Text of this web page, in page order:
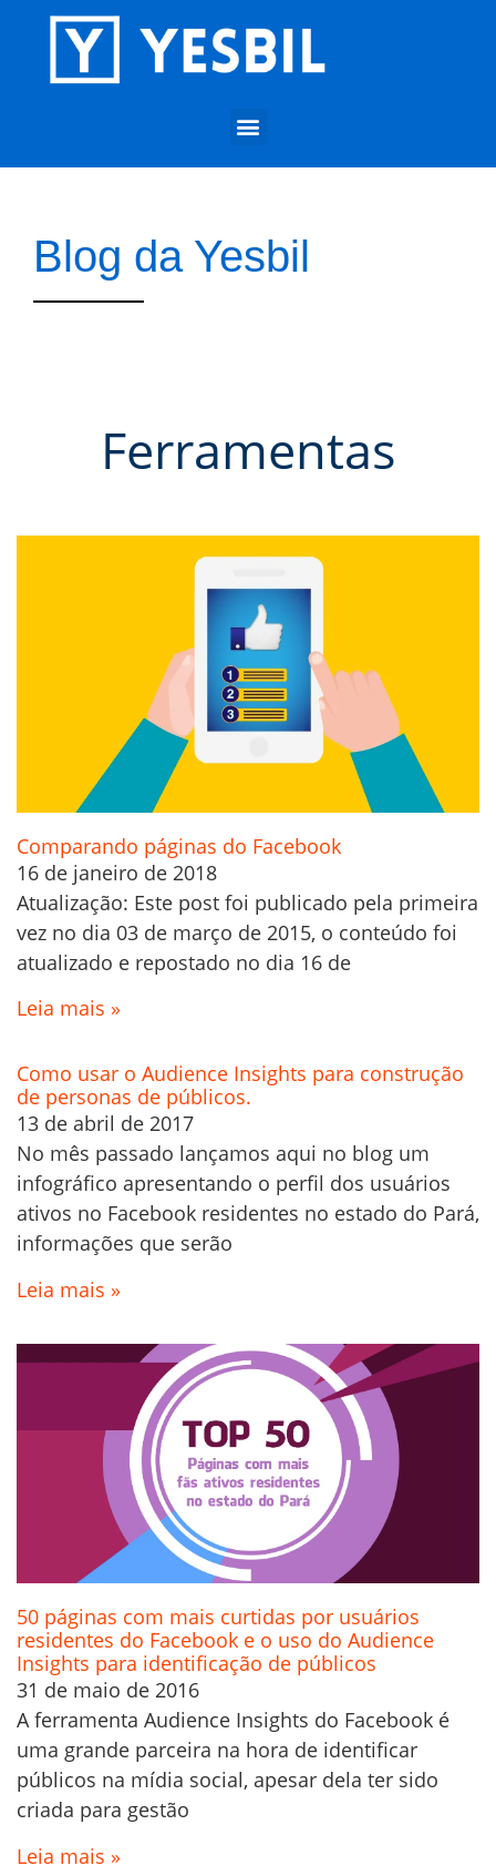
Blog da Yesbil
Ferramentas
Comparando páginas do Facebook
16 de janeiro de 2018
Atualização: Este post foi publicado pela primeira
vez no dia 03 de março de 2015, o conteúdo foi
atualizado e repostado no dia 16 de
Leia mais »
Como usar o Audience Insights para construção
de personas de públicos.
13 de abril de 2017
No mês passado lançamos aqui no blog um
infográfico apresentando o perfil dos usuários
ativos no Facebook residentes no estado do Pará,
informações que serão
Leia mais »
50 páginas com mais curtidas por usuários
residentes do Facebook e o uso do Audience
Insights para identificação de públicos
31 de maio de 2016
A ferramenta Audience Insights do Facebook é
uma grande parceira na hora de identificar
públicos na mídia social, apesar dela ter sido
criada para gestão
Leia mais »